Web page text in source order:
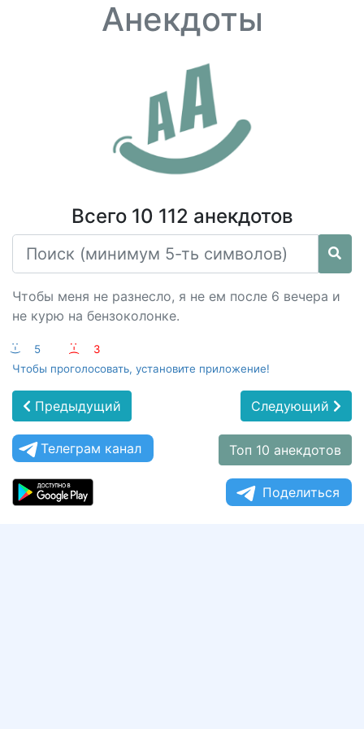
Анекдоты
Всего 10 112 анекдотов
Чтобы меня не разнесло, я не ем после 6 вечера и
не курю на бензоколонке.
:-) 5 :-(
3
Чтобы проголосовать, установите приложение!
Предыдущий Следующий
Телеграм канал Топ 10 анекдотов
Поделиться